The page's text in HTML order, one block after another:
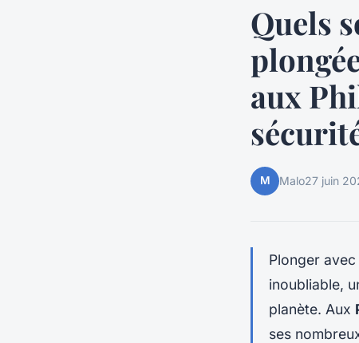
Quels
aux
M Malo27 juin
Plonger
inoubliable,
planète. Aux
ses